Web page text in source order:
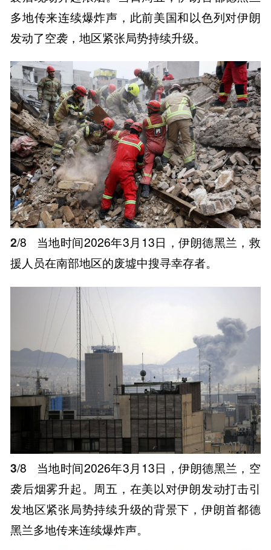
多地传来连续爆炸声，此前美国和以色列对伊朗
发动了空袭，地区紧张局势持续升级。
2/8
当地时间2026年3月13日，伊朗德黑兰，救
援人员在南部地区的废墟中搜寻幸存者。
3/8
当地时间2026年3月13日，伊朗德黑兰，空
袭后烟雾升起。周五，在美以对伊朗发动打击引
发地区紧张局势持续升级的背景下，伊朗首都德
黑兰多地传来连续爆炸声。